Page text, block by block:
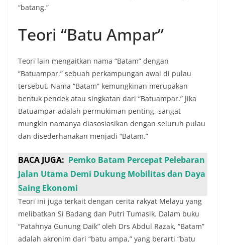
“batang.”
Teori “Batu Ampar”
Teori lain mengaitkan nama “Batam” dengan
“Batuampar,” sebuah perkampungan awal di pulau
tersebut. Nama “Batam” kemungkinan merupakan
bentuk pendek atau singkatan dari “Batuampar.” Jika
Batuampar adalah permukiman penting, sangat
mungkin namanya diasosiasikan dengan seluruh pulau
dan disederhanakan menjadi “Batam.”
BACA JUGA: Pemko Batam Percepat Pelebaran
Jalan Utama Demi Dukung Mobilitas dan Daya
Saing Ekonomi
Teori ini juga terkait dengan cerita rakyat Melayu yang
melibatkan Si Badang dan Putri Tumasik. Dalam buku
“Patahnya Gunung Daik” oleh Drs Abdul Razak, “Batam”
adalah akronim dari “batu ampa,” yang berarti “batu